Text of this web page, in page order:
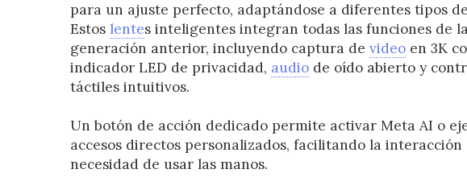
para un ajuste perfecto, adaptándose a diferentes tipos
Estos lentes inteligentes integran todas las funciones de
generación anterior, incluyendo captura de videoen 3K
indicador LED de privacidad, audiode oído abierto y
táctiles intuitivos.
Un botón de acción dedicado permite activar Meta AI o
accesos directos personalizados, facilitando la interacción
necesidad de usar las manos.